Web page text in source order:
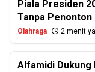
Piala Presiden
Tanpa Penonton
Olahraga 2 menit
Alfamidi Dukung